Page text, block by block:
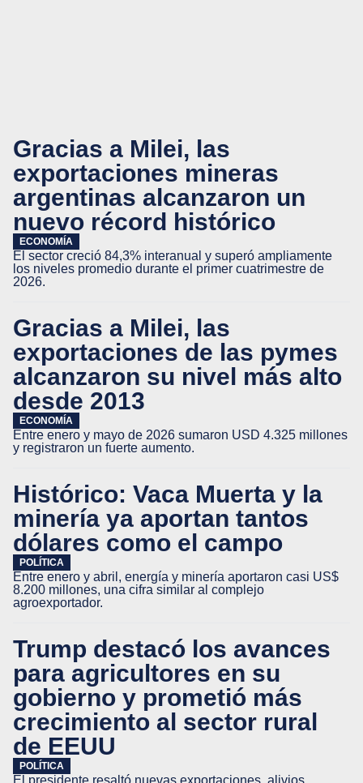
Gracias a Milei, las
exportaciones mineras
argentinas alcanzaron un
nuevo récord histórico
ECONOMÍA
El sector creció 84,3% interanual y superó ampliamente
los niveles promedio durante el primer cuatrimestre de
2026.
Gracias a Milei, las
exportaciones de las pymes
alcanzaron su nivel más alto
desde 2013
ECONOMÍA
Entre enero y mayo de 2026 sumaron USD 4.325 millones
y registraron un fuerte aumento.
Histórico: Vaca Muerta y la
minería ya aportan tantos
dólares como el campo
POLÍTICA
Entre enero y abril, energía y minería aportaron casi US$
8.200 millones, una cifra similar al complejo
agroexportador.
Trump destacó los avances
para agricultores en su
gobierno y prometió más
crecimiento al sector rural
de EEUU
POLÍTICA
El presidente resaltó nuevas exportaciones, alivios